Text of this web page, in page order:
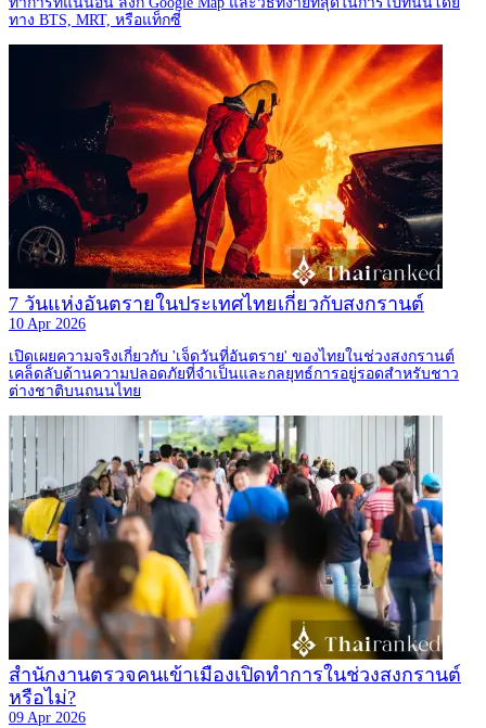
ทาง BTS, MRT, หรือแท็กซี่
7 วันแห่งอันตรายในประเทศไทยเกี่ยวกับสงกรานต์
10 Apr 2026
เปิดเผยความจริงเกี่ยวกับ 'เจ็ดวันที่อันตราย' ของไทยในช่วงสงกรานต์
เคล็ดลับด้านความปลอดภัยที่จำเป็นและกลยุทธ์การอยู่รอดสำหรับชาว
ต่างชาติบนถนนไทย
สำนักงานตรวจคนเข้าเมืองเปิดทำการในช่วงสงกรานต์
หรือไม่?
09 Apr 2026